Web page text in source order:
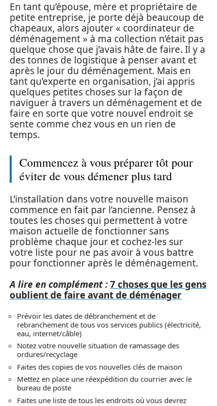
En tant qu’épouse, mère et propriétaire de
petite entreprise, je porte déjà beaucoup de
chapeaux, alors ajouter « coordinateur de
déménagement » à ma collection n’était pas
quelque chose que j’avais hâte de faire. Il y a
des tonnes de logistique à penser avant et
après le jour du déménagement. Mais en
tant qu’experte en organisation, j’ai appris
quelques petites choses sur la façon de
naviguer à travers un déménagement et de
faire en sorte que votre nouvel endroit se
sente comme chez vous en un rien de
temps.
Commencez à vous préparer tôt pour
éviter de vous démener plus tard
L’installation dans votre nouvelle maison
commence en fait par l’ancienne. Pensez à
toutes les choses qui permettent à votre
maison actuelle de fonctionner sans
problème chaque jour et cochez-les sur
votre liste pour ne pas avoir à vous battre
pour fonctionner après le déménagement.
A lire en complément :7 choses que les gens
oublient de faire avant de déménager
Prévoir les dates de débranchement et de
rebranchement de tous vos services publics (électricité,
eau, internet/câble)
Notez votre nouvelle situation de ramassage des
ordures/recyclage
Faites des copies de vos nouvelles clés de maison
Mettez en place une réexpédition du courrier avec le
bureau de poste
Faites une liste de tous les endroits où vous devrez